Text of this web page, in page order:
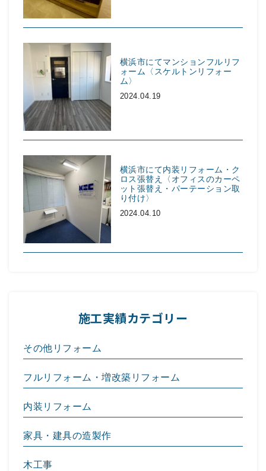
横浜市にてマンションフルリフ
ォーム〈スケルトンリフォー
ム〉
2024.04.19
横浜市にて内装リフォーム・ク
ロス張替え〈オフィスのカーペ
ット張替え・パーテーション取
り付け〉
2024.04.10
施工実績カテゴリー
その他リフォーム
フルリフォーム・増改築リフォーム
内装リフォーム
家具・建具の造製作
木工事